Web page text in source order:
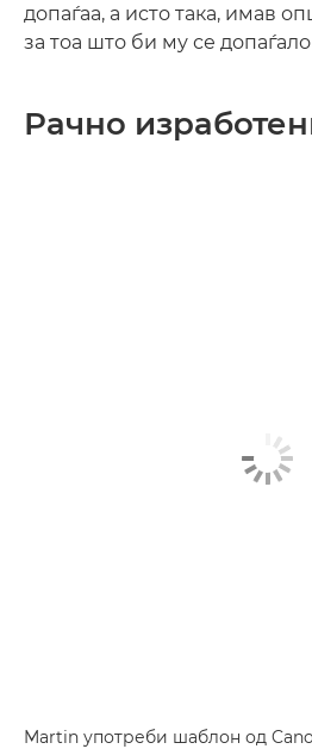
допаѓаа, а исто така, имав
за тоа што би му се
Рачно
Martin употреби шаблон од